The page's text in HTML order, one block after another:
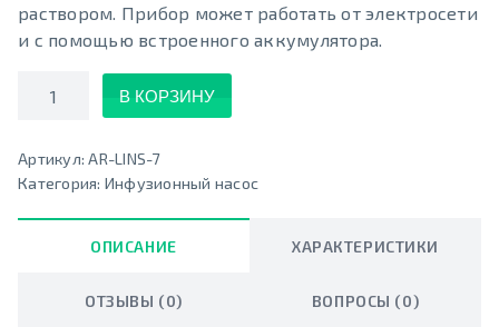
раствором. Прибор может работать от электросети
и с помощью встроенного аккумулятора.
Количество
В КОРЗИНУ
Артикул:AR-LINS-7
Категория: Инфузионный насос
ОПИСАНИЕ ХАРАКТЕРИСТИКИ
ОТЗЫВЫ (0) ВОПРОСЫ (0)